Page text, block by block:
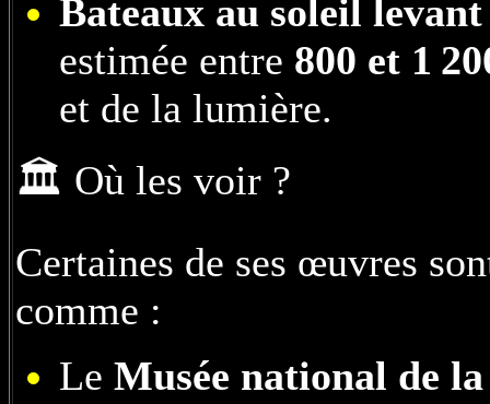
Bateaux au soleil
estimée entre 800 et 1
et de la lumière.
🏛️ Où les voir ?
Certaines de ses œuvres
comme :
Le Musée national de